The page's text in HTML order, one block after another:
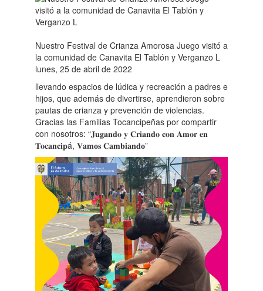
Nuestro Festival de Crianza Amorosa Juego visitó a
la comunidad de Canavita El Tablón y Verganzo L
lunes, 25 de abril de 2022
llevando espacios de lúdica y recreación a padres e
hijos, que además de divertirse, aprendieron sobre
pautas de crianza y prevención de violencias.
Gracias las Familias Tocancipeñas por compartir
con nosotros: “𝐉𝐮𝐠𝐚𝐧𝐝𝐨 𝐲 𝐂𝐫𝐢𝐚𝐧𝐝𝐨 𝐜𝐨𝐧 𝐀𝐦𝐨𝐫 𝐞𝐧
𝐓𝐨𝐜𝐚𝐧𝐜𝐢𝐩á, 𝐕𝐚𝐦𝐨𝐬 𝐂𝐚𝐦𝐛𝐢𝐚𝐧𝐝𝐨”